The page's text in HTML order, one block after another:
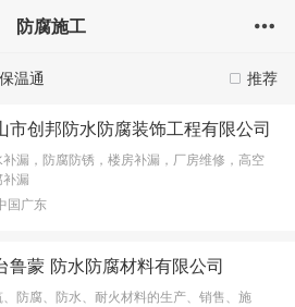
防腐施工
推荐
保温通
市创邦防水防腐装饰工程有限公司
补漏，防腐防锈，楼房补漏，厂房维修，高空
补漏
国广东
鲁蒙 防水防腐材料有限公司
、防腐、防水、耐火材料的生产、销售、施